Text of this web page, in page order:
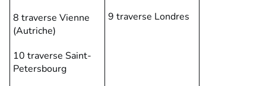
8 traverse Vienne
(Autriche)
10 traverse Saint-
Petersbourg
9 traverse Londres